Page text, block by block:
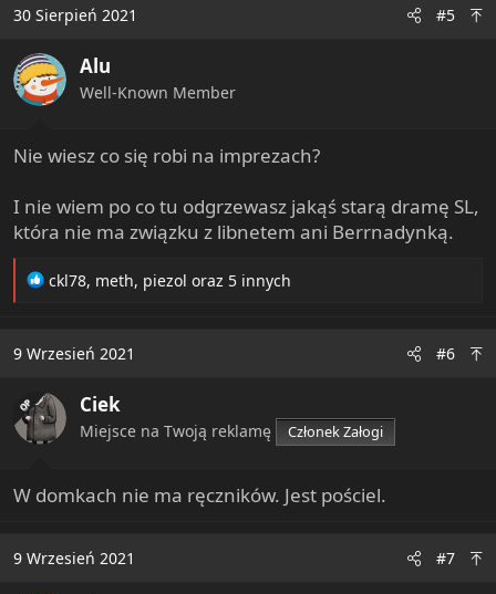
30 Sierpień 2021 #5
Alu
Well-Known Member
Nie wiesz co się robi na imprezach?
I nie wiem po co tu odgrzewasz jakąś starą dramę SL,
która nie ma związku z libnetem ani Berrnadynką.
R
t
o
n
s
ckl78, meth, piezol oraz 5 innych
9 Wrzesień 2021 #6
OP Ciek
Miejsce na Twoją reklamę Członek Załogi
W domkach nie ma ręczników. Jest pościel.
9 Wrzesień 2021 #7